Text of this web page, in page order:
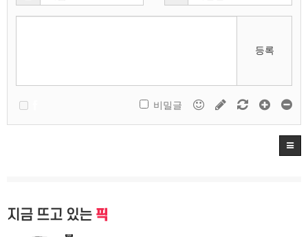
등록
비밀글
지금 뜨고 있는 픽